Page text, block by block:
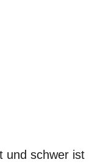
und schwer ist